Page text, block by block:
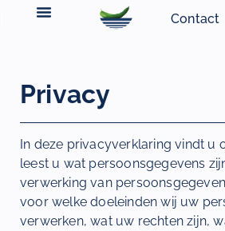
Contact
Privacy
In deze privacyverklaring vindt u
leest u wat persoonsgegevens
verwerking van
voor welke doeleinden wij uw
verwerken, wat uw rechten zijn,